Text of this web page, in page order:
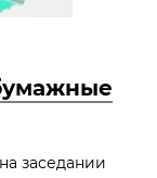
заседании